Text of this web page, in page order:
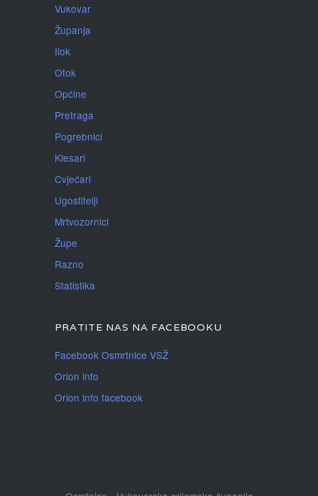
Vukovar
Županja
Ilok
Otok
Općine
Pretraga
Pogrebnici
Klesari
Cvjećari
Ugostitelji
Mrtvozornici
Župe
Razno
Statistika
PRATITE NAS NA FACEBOOKU
Facebook Osmrtnice VSŽ
Orion info
Orion info facebook